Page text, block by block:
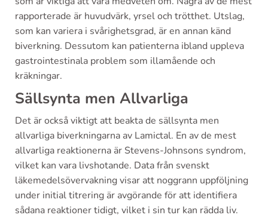
rapporterade är huvudvärk, yrsel och trötthet. Utslag,
som kan variera i svårighetsgrad, är en annan känd
biverkning. Dessutom kan patienterna ibland uppleva
gastrointestinala problem som illamående och
kräkningar.
Sällsynta men Allvarliga
Det är också viktigt att beakta de sällsynta men
allvarliga biverkningarna av Lamictal. En av de mest
allvarliga reaktionerna är Stevens-Johnsons syndrom,
vilket kan vara livshotande. Data från svenskt
läkemedelsövervakning visar att noggrann uppföljning
under initial titrering är avgörande för att identifiera
sådana reaktioner tidigt, vilket i sin tur kan rädda liv.